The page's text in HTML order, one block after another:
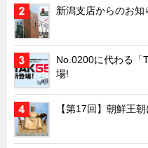
光る技術！未来へのモノづくり
ちょっとユニークなお客様
ビジサスニュース
ECOLOGY NEWS SCRAMBLE
わが街わが支店
支店所在地（歴史探訪）
新潟支店からのお知
No.0200に代わる「
場!
【第17回】朝鮮王